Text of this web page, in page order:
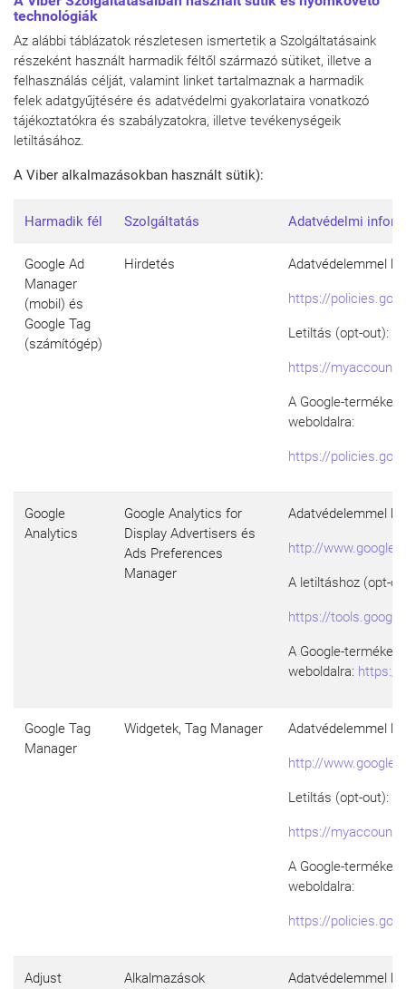
technológiák
Az alábbi táblázatok részletesen ismertetik a Szolgáltatásaink
részeként használt harmadik féltől származó sütiket, illetve a
felhasználás célját, valamint linket tartalmaznak a harmadik
felek adatgyűjtésére és adatvédelmi gyakorlataira vonatkozó
tájékoztatókra és szabályzatokra, illetve tevékenységeik
letiltásához.
A Viber alkalmazásokban használt sütik):
Harmadik fél Szolgáltatás Adatvédelmi
Google Ad
Manager
(mobil) és
Google Tag
(számítógép)
Hirdetés Adatvédelemmel
https://
Letiltás (opt-out):
https://
A Google-
weboldalra:
https://
Google
Analytics
Google Analytics for
Display Advertisers és
Ads Preferences
Manager
Adatvédelemmel
http://
A letiltáshoz (opt-
https://
A Google-
weboldalra: https://
Google Tag
Manager
Widgetek, Tag Manager Adatvédelemmel
http://
Letiltás (opt-out):
https://
A Google-
weboldalra:
https://
Adjust
Alkalmazások
Adatvédelemmel